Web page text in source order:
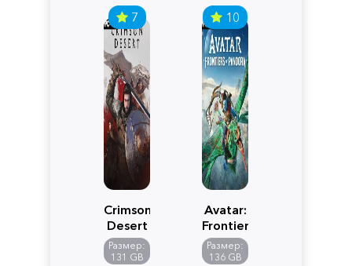
7
Crimson
Desert
Размер:
131 GB
10
Avatar:
Frontiers
of
Pandora
Размер:
136 GB